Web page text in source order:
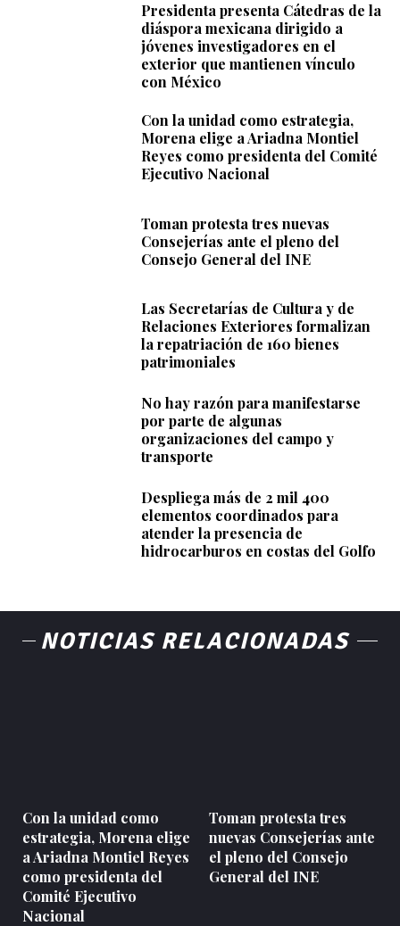
Presidenta presenta Cátedras de la
diáspora mexicana dirigido a
jóvenes investigadores en el
exterior que mantienen vínculo
con México
Con la unidad como estrategia,
Morena elige a Ariadna Montiel
Reyes como presidenta del Comité
Ejecutivo Nacional
Toman protesta tres nuevas
Consejerías ante el pleno del
Consejo General del INE
Las Secretarías de Cultura y de
Relaciones Exteriores formalizan
la repatriación de 160 bienes
patrimoniales
No hay razón para manifestarse
por parte de algunas
organizaciones del campo y
transporte
Despliega más de 2 mil 400
elementos coordinados para
atender la presencia de
hidrocarburos en costas del Golfo
NOTICIAS RELACIONADAS
Con la unidad como
estrategia, Morena elige
a Ariadna Montiel Reyes
como presidenta del
Comité Ejecutivo
Nacional
Toman protesta tres
nuevas Consejerías ante
el pleno del Consejo
General del INE